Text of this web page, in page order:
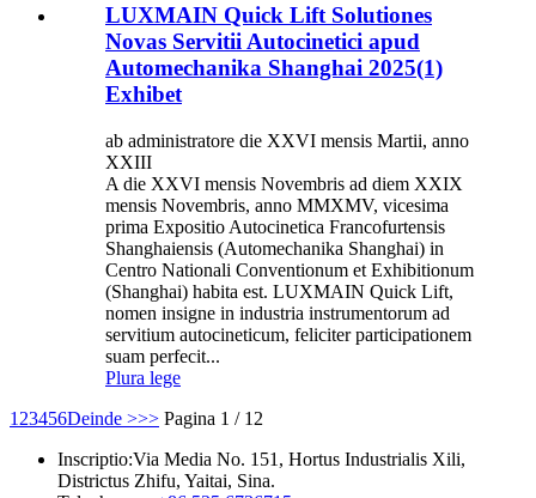
LUXMAIN Quick Lift Solutiones
Novas Servitii Autocinetici apud
Automechanika Shanghai 2025(1)
Exhibet
ab administratore die XXVI mensis Martii, anno
XXIII
A die XXVI mensis Novembris ad diem XXIX
mensis Novembris, anno MMXMV, vicesima
prima Expositio Autocinetica Francofurtensis
Shanghaiensis (Automechanika Shanghai) in
Centro Nationali Conventionum et Exhibitionum
(Shanghai) habita est. LUXMAIN Quick Lift,
nomen insigne in industria instrumentorum ad
servitium autocineticum, feliciter participationem
suam perfecit...
Plura lege
1 23456Deinde >>> Pagina 1 / 12
Inscriptio:Via Media No. 151, Hortus Industrialis Xili,
Districtus Zhifu, Yaitai, Sina.